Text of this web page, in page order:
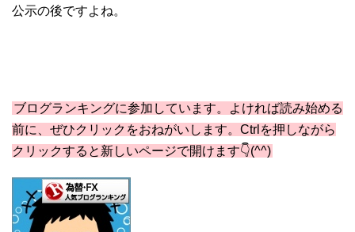
公示の後ですよね。
ブログランキングに参加しています。よければ読み始める
前に、ぜひクリックをおねがいします。Ctrlを押しながら
クリックすると新しいページで開けます👇(^^)